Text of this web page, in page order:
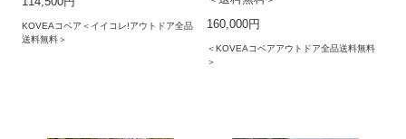
KOVEAコベア＜イイコレ!アウトドア全品
送料無料＞
160,000円
＜KOVEAコベアアウトドア全品送料無料
＞